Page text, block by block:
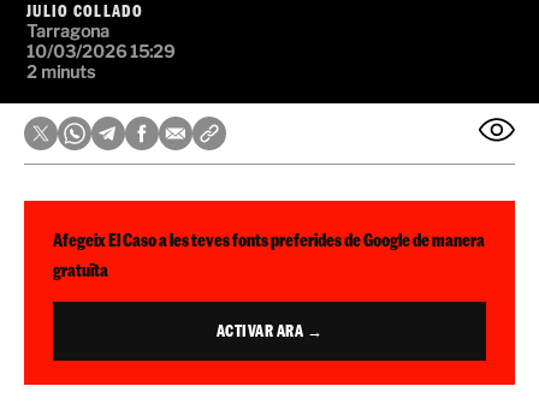
JULIO COLLADO
Tarragona
10/03/2026 15:29
2 minuts
Afegeix El Caso a les teves fonts preferides de Google de manera
gratuïta
ACTIVAR ARA →